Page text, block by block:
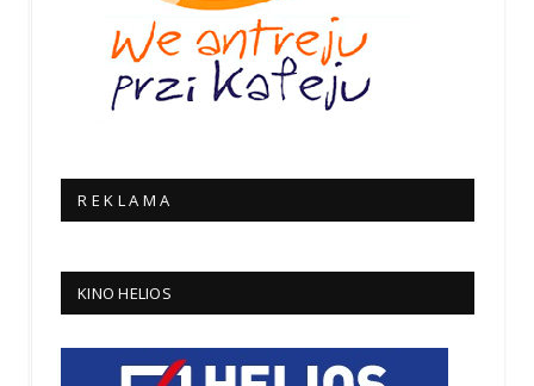
R E K L A M A
KINO HELIOS